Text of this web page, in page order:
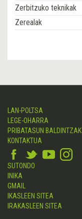
Zerbitzuko teknikak
Zerealak
LAN-POLTSA
LEGE-OHARRA
PRIBATASUN BALDINTZAK
KONTAKTUA
SUTONDO
INIKA
GMAIL
IKASLEEN SITEA
IRAKASLEEN SITEA